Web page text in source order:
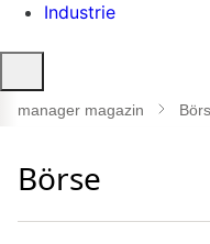
Industrie
öffnen
manager magazin